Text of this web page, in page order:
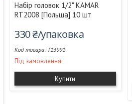
Набір головок 1/2" KAMAR
RT2008 [Польша] 10 шт
330 ₴/упаковка
T13991
Під замовлення
Купити